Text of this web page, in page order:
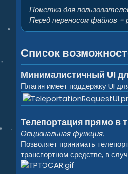
Пометка для
Перед переносом файлов -
Список
Минималистичный UI
Плагин имеет поддержку UI
Телепортация прямо в
Опциональная функция.
Позволяет принимать
транспортном средстве, в